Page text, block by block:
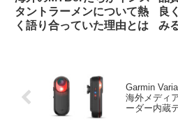
タントラーメンについて熱
く語り合っていた理由とは
良
み
Garmin
海外メディ
ーダー内蔵